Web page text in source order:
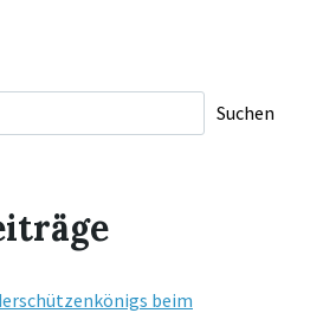
Suchen
beim